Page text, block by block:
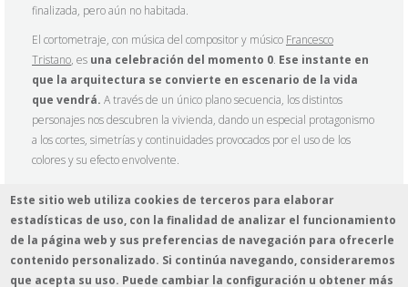
finalizada, pero aún no habitada.
El cortometraje, con música del compositor y músico Francesco
Tristano, es una celebración del momento 0. Ese instante en
que la arquitectura se convierte en escenario de la vida
que vendrá. A través de un único plano secuencia, los distintos
personajes nos descubren la vivienda, dando un especial protagonismo
a los cortes, simetrías y continuidades provocados por el uso de los
colores y su efecto envolvente.
Este sitio web utiliza cookies de terceros para elaborar
estadísticas de uso, con la finalidad de analizar el funcionamiento
de la página web y sus preferencias de navegación para ofrecerle
contenido personalizado. Si continúa navegando, consideraremos
que acepta su uso. Puede cambiar la configuración u obtener más